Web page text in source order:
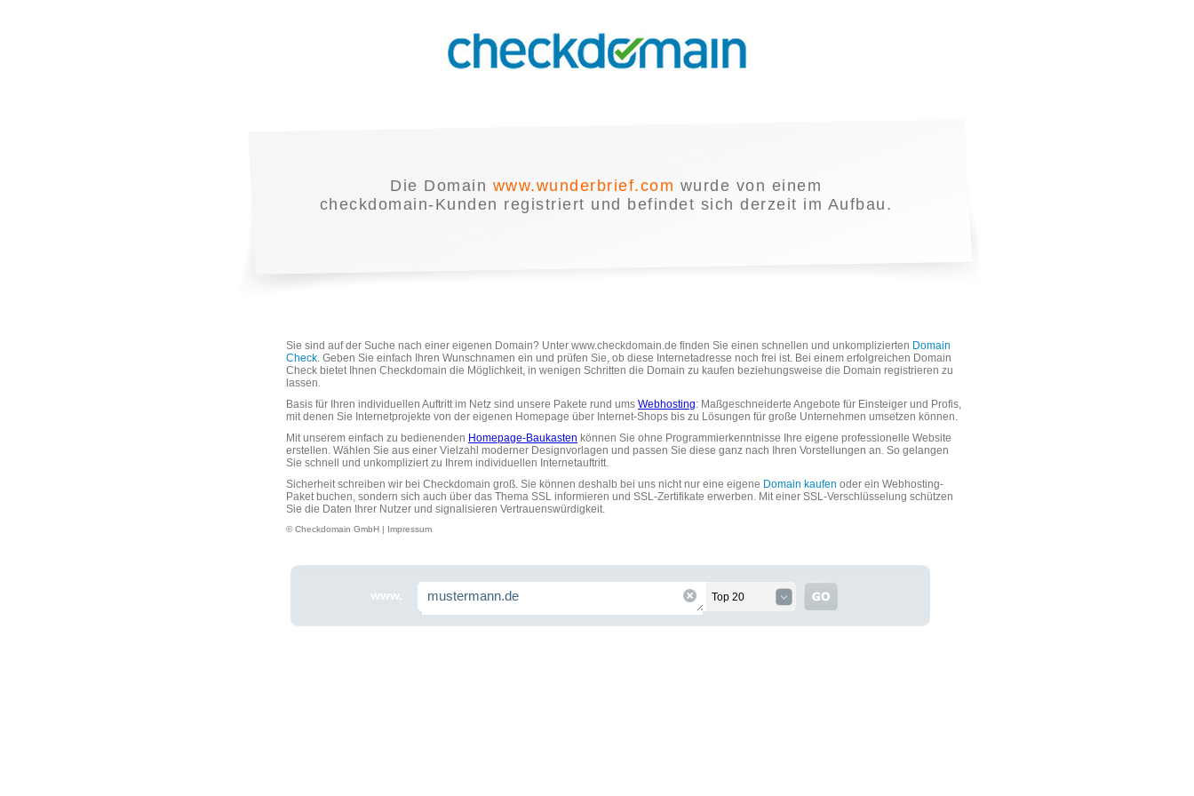
Die Domain www.wunderbrief.com wurde von einem
checkdomain-Kunden registriert und befindet sich derzeit im Aufbau.
Sie sind auf der Suche nach einer eigenen Domain? Unter www.checkdomain.de finden Sie einen schnellen und unkomplizierten Domain
Check. Geben Sie einfach Ihren Wunschnamen ein und prüfen Sie, ob diese Internetadresse noch frei ist. Bei einem erfolgreichen Domain
Check bietet Ihnen Checkdomain die Möglichkeit, in wenigen Schritten die Domain zu kaufen beziehungsweise die Domain registrieren zu
lassen.
Basis für Ihren individuellen Auftritt im Netz sind unsere Pakete rund ums Webhosting: Maßgeschneiderte Angebote für Einsteiger und Profis,
mit denen Sie Internetprojekte von der eigenen Homepage über Internet-Shops bis zu Lösungen für große Unternehmen umsetzen können.
Mit unserem einfach zu bedienenden Homepage-Baukasten können Sie ohne Programmierkenntnisse Ihre eigene professionelle Website
erstellen. Wählen Sie aus einer Vielzahl moderner Designvorlagen und passen Sie diese ganz nach Ihren Vorstellungen an. So gelangen
Sie schnell und unkompliziert zu Ihrem individuellen Internetauftritt.
Sicherheit schreiben wir bei Checkdomain groß. Sie können deshalb bei uns nicht nur eine eigene Domain kaufen oder ein Webhosting-
Paket buchen, sondern sich auch über das Thema SSL informieren und SSL-Zertifikate erwerben. Mit einer SSL-Verschlüsselung schützen
Sie die Daten Ihrer Nutzer und signalisieren Vertrauenswürdigkeit.
© Checkdomain GmbH | Impressum
www. Top 20